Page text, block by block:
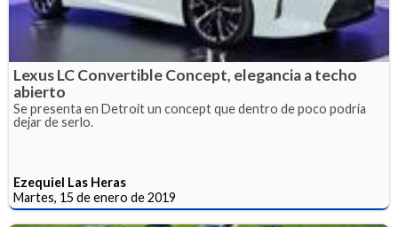
Lexus LC Convertible Concept, elegancia a techo
abierto
Se presenta en Detroit un concept que dentro de poco podría
dejar de serlo.
Ezequiel Las Heras
Martes, 15 de enero de 2019